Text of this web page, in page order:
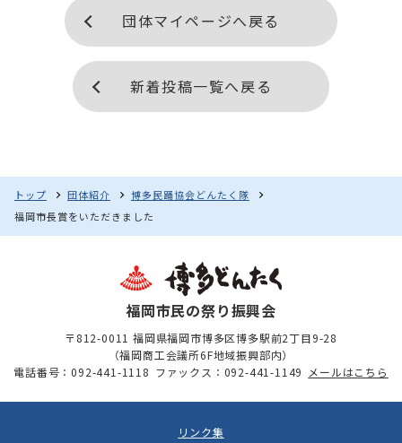
団体マイページへ戻る
新着投稿一覧へ戻る
トップ 団体紹介
博多民踊協会どんたく隊
福岡市長賞をいただきました
福岡市民の祭り振興会
〒812-0011 福岡県福岡市博多区博多駅前2丁目9-28
（福岡商工会議所6F地域振興部内）
電話番号：092-441-1118 ファックス：092-441-1149 メールはこちら
リンク集